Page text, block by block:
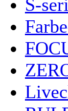
S-